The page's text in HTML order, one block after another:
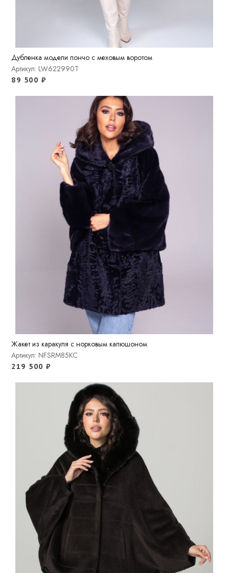
Дубленка модели пончо с меховым воротом
Артикул: LW622990T
89 500 ₽
Жакет из каракуля с норковым капюшоном
Артикул: NFSRM85KC
219 500₽